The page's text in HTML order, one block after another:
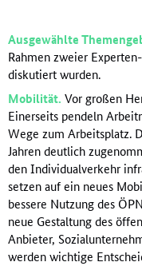
Ausgewählte
Rahmen zweier
diskutiert wurden.
Mobilität. Vor großen
Einerseits pendeln
Wege zum Arbeitsplatz.
Jahren deutlich
den Individualverkehr
setzen auf ein neues
bessere Nutzung des
neue Gestaltung des
Anbieter,
werden wichtige